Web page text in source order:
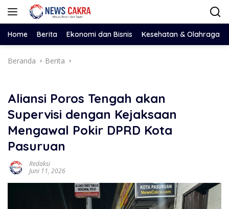
Langsung
Home Berita Ekonomi dan Bisnis Kesehatan & Olahraga
Beranda Berita
Aliansi Poros Tengah akan
Supervisi dengan Kejaksaan
Mengawal Pokir DPRD Kota
Pasuruan
Redaksi
Juni 11, 2026